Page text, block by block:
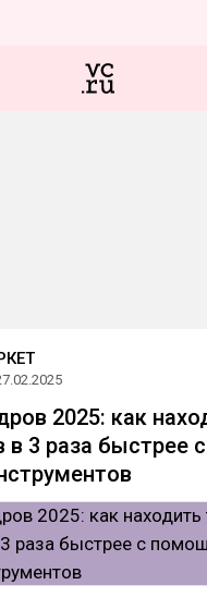
2025: как
в 3 раза быстрее